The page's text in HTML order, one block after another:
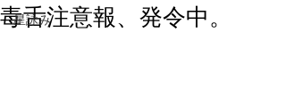
星詠み
毒舌注意報、発令中。